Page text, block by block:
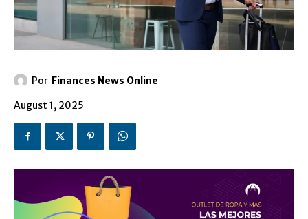
Por Finances News Online
August 1, 2025